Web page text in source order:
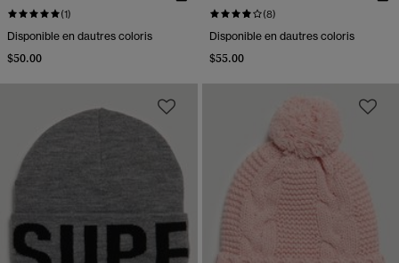
(1)
Disponible en dautres coloris
$50.00
(8)
Disponible en dautres coloris
$55.00